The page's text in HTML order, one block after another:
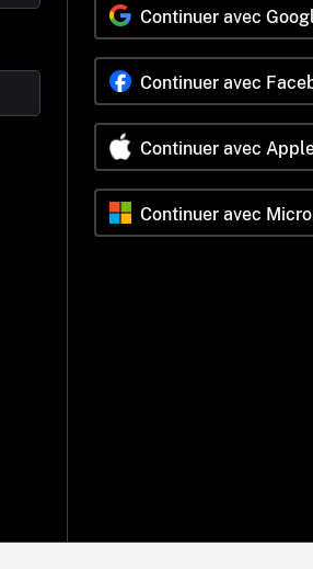
Continuer avec
Continuer avec
Continuer avec
Continuer avec